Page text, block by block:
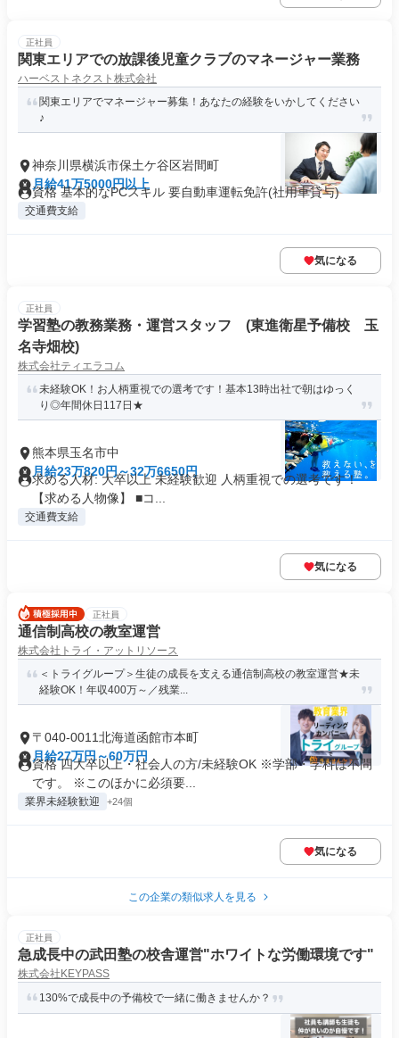
正社員
関東エリアでの放課後児童クラブのマネージャー業務
ハーベストネクスト株式会社
関東エリアでマネージャー募集！あなたの経験をいかしてください
♪
神奈川県横浜市保土ケ谷区岩間町
月給41万5000円以上
資格 基本的なPCスキル 要自動車運転免許(社用車貸与)
交通費支給
気になる
正社員
学習塾の教務業務・運営スタッフ (東進衛星予備校 玉
名寺畑校)
株式会社ティエラコム
未経験OK！お人柄重視での選考です！基本13時出社で朝はゆっく
り◎年間休日117日★
熊本県玉名市中
月給23万820円～32万6650円
求める人材: 大卒以上 未経験歓迎 人柄重視での選考です！
【求める人物像】 ■コ...
交通費支給
気になる
正社員
通信制高校の教室運営
株式会社トライ・アットリソース
＜トライグループ＞生徒の成長を支える通信制高校の教室運営★未
経験OK！年収400万～／残業...
〒040-0011北海道函館市本町
月給27万円～60万円
資格 四大卒以上・社会人の方/未経験OK ※学部・学科は不問
です。 ※このほかに必須要...
業界未経験歓迎 +24個
気になる
この企業の類似求人を見る
正社員
急成長中の武田塾の校舎運営"ホワイトな労働環境です"
株式会社KEYPASS
130%で成長中の予備校で一緒に働きませんか？